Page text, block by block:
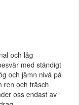
och låg
med ständigt
och jämn nivå på
ren och fräsch
oss endast av